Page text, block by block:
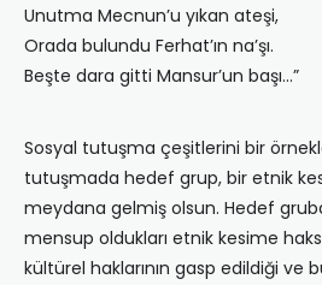
Unutma Mecnun’u yıkan ateşi,
Orada bulundu Ferhat’ın na’şı.
Beşte dara gitti Mansur’un başı…”
Sosyal tutuşma çeşitlerini bir
tutuşmada hedef grup, bir etnik
meydana gelmiş olsun. Hedef
mensup oldukları etnik kesime
kültürel haklarının gasp edildiği ve